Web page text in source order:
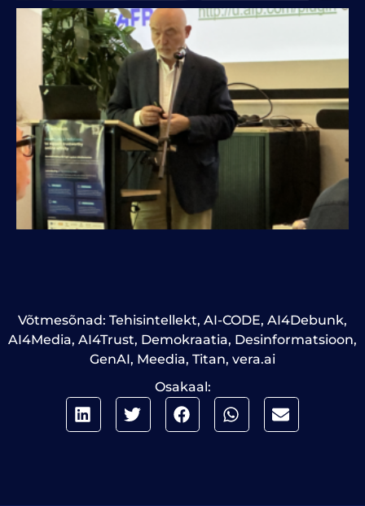
Võtmesõnad: Tehisintellekt, AI-CODE, AI4Debunk,
AI4Media, AI4Trust, Demokraatia, Desinformatsioon,
GenAI, Meedia, Titan, vera.ai
Osakaal: